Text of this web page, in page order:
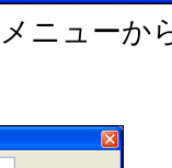
ニュー